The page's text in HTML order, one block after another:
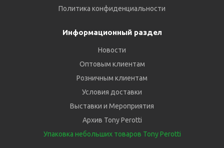
Политика конфиденциальности
Информационный раздел
Новости
Оптовым клиентам
Розничным клиентам
Условия доставки
Выставки и Мероприятия
Архив Tony Perotti
Упаковка небольших товаров Tony Perotti